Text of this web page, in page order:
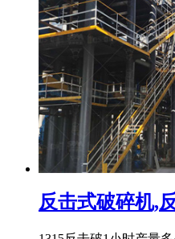
反击式破碎机,